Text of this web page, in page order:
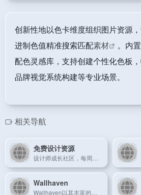
创新性地以色卡维度组织图片资源
进制色值精准搜索匹配素材
。内
配色灵感库，支持创建个性化色板，
品牌视觉系统构建等专业场景。
相关导航
免费设计资源
Wallhaven